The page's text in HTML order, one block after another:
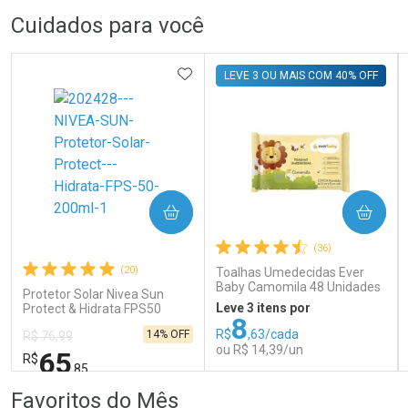
FECHAR
Ativar Desconto
Comprar sem Desconto
Por R$ 159,59/cada
FECHAR
Por Menos
Comprar sem Desconto
Comprar sem Desconto
Por R$ 139,59/cada
Por Menos
Comprar sem Desconto
Por R$ 139,59/cada
Cuidados para você
(20)
Protetor Solar Nivea Sun
Protect & Hidrata FPS50
R$ 76,99
R$65,85
14% OFF
ADICIONAR AOS FAVORITOS
COMPRAR
(36)
Toalhas Umedecidas Ever
Baby Camomila 48 Unidades
LEVE 3 OU MAIS COM 40% OFF
Leve 3 itens por
R$8,63/cada
ou R$ 14,39/un
COMPRAR
Favoritos do Mês